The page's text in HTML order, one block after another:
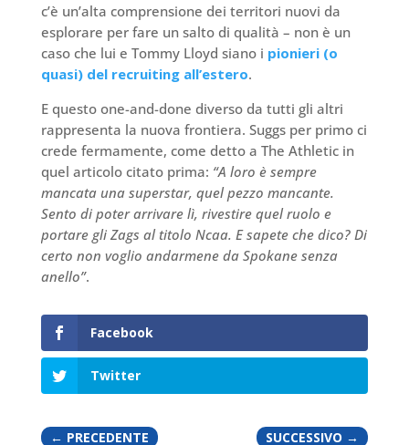
c’è un’alta comprensione dei territori nuovi da
esplorare per fare un salto di qualità – non è un
caso che lui e Tommy Lloyd siano i pionieri (o
quasi) del recruiting all’estero.
E questo one-and-done diverso da tutti gli altri
rappresenta la nuova frontiera. Suggs per primo ci
crede fermamente, come detto a The Athletic in
quel articolo citato prima: “A loro è sempre
mancata una superstar, quel pezzo mancante.
Sento di poter arrivare lì, rivestire quel ruolo e
portare gli Zags al titolo Ncaa. E sapete che dico? Di
certo non voglio andarmene da Spokane senza
anello”.
Facebook
Twitter
← PRECEDENTE SUCCESSIVO →